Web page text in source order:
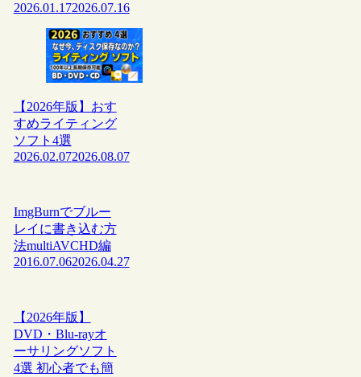
2026.01.172026.07.16
【2026年版】おす
すめライティング
ソフト4選
2026.02.072026.08.07
ImgBurnでブルー
レイに書き込む方
法multiAVCHD編
2016.07.062026.04.27
【2026年版】
DVD・Blu-rayオ
ーサリングソフト
4選 初心者でも簡